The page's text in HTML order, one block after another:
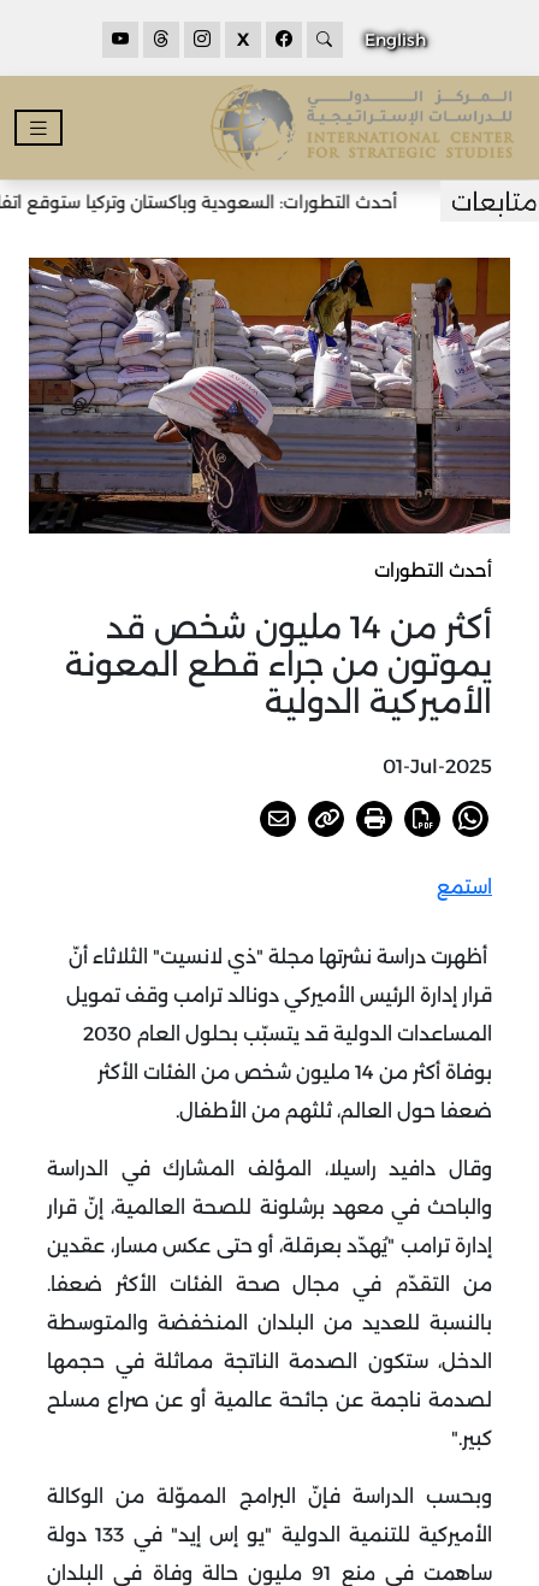
English
X
أحدث التطورات: السعودية وباكستان وتركيا ستوقع
أحدث التطورات
أكثر من 14 مليون شخص قد
يموتون من جراء قطع المعونة
الأميركية الدولية
01-Jul-2025
استمع
أظهرت دراسة نشرتها مجلة "ذي لانسيت" الثلاثاء أنّ
قرار إدارة الرئيس الأميركي دونالد ترامب وقف تمويل
المساعدات الدولية قد يتسبّب بحلول العام 2030
بوفاة أكثر من 14 مليون شخص من الفئات الأكثر
ضعفا حول العالم، ثلثهم من الأطفال.
وقال دافيد راسيلا، المؤلف المشارك في الدراسة
والباحث في معهد برشلونة للصحة العالمية، إنّ قرار
إدارة ترامب "يُهدّد بعرقلة، أو حتى عكس مسار، عقدين
من التقدّم في مجال صحة الفئات الأكثر ضعفا.
بالنسبة للعديد من البلدان المنخفضة والمتوسطة
الدخل، ستكون الصدمة الناتجة مماثلة في حجمها
لصدمة ناجمة عن جائحة عالمية أو عن صراع مسلح
كبير".
وبحسب الدراسة فإنّ البرامج المموّلة من الوكالة
الأميركية للتنمية الدولية "يو إس إيد" في 133 دولة
ساهمت في منع 91 مليون حالة وفاة في البلدان